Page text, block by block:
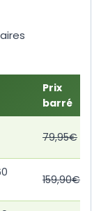
Prix
barré
79,95€
159,90€